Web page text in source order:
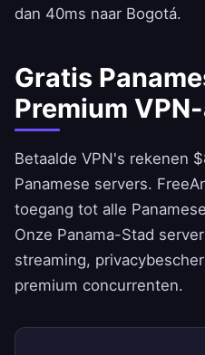
dan 40ms naar Bogotá.
Gratis
Premium
Betaalde VPN's rekenen
Panamese servers.
toegang tot alle
Onze Panama-Stad
streaming,
premium concurrenten.